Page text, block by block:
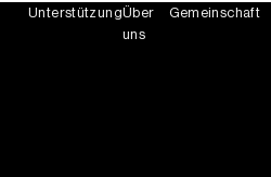
UnterstützungÜber
uns
Gemeinschaft